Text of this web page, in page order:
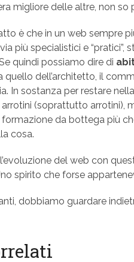
migliore delle altre, non so
è che in un web sempre
più specialistici e
quindi possiamo dire di
quello dell’architetto, il
In sostanza per restare
(soprattutto arrotini),
da bottega più
cosa.
del web con
spirito che forse
dobbiamo guardare